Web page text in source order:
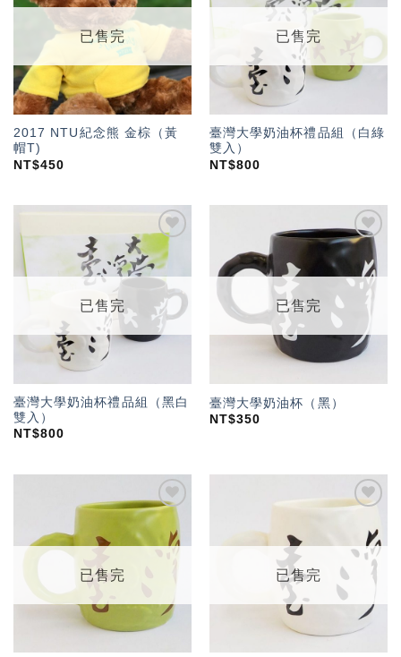
望輕
已售完
2017 NTU紀念熊 金棕（黃
帽T)
NT$450
望輕
已售完
臺灣大學奶油杯禮品組（白綠
雙入）
NT$800
加入
「願
望輕
單」
已售完
臺灣大學奶油杯禮品組（黑白
雙入）
NT$800
加入
「願
望輕
單」
已售完
臺灣大學奶油杯（黑）
NT$350
加入
「願
望輕
已售完
「願
望輕
單」
已售完